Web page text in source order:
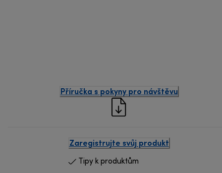
Příručka s pokyny pro návštěvu
Zaregistrujte svůj produkt
Tipy k produktům